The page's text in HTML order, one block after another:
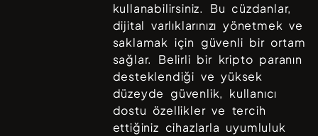
kullanabilirsiniz. Bu cüzdanlar,
dijital varlıklarınızı yönetmek ve
saklamak için güvenli bir ortam
sağlar. Belirli bir kripto paranın
desteklendiği ve yüksek
düzeyde güvenlik, kullanıcı
dostu özellikler ve tercih
ettiğiniz cihazlarla uyumluluk